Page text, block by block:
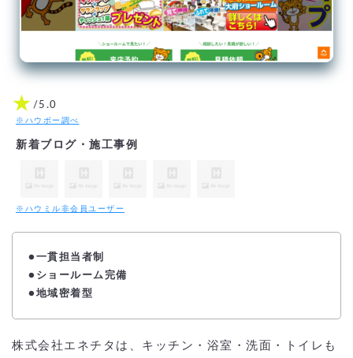
★ /5.0
※ハウボー調べ
新着ブログ・施工事例
※ハウミル非会員ユーザー
●一貫担当者制
●ショールーム完備
●地域密着型
株式会社エネチタは、キッチン・浴室・洗面・トイレも